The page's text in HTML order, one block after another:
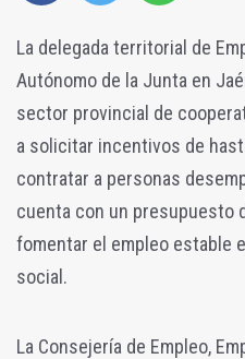
La delegada territorial de
Autónomo de la Junta en
sector provincial de
a solicitar incentivos de
contratar a personas
cuenta con un presupuesto
fomentar el empleo estable
social.
La Consejería de Empleo,